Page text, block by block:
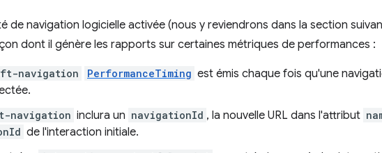
de navigation logicielle activée (nous y reviendrons dans la section
dont il génère les rapports sur certaines métriques de performances :
navigation PerformanceTiming est émis chaque fois qu'une
navigation inclura un navigationId , la nouvelle URL dans l'attribut
de l'interaction initiale.